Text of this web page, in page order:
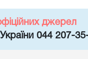
джерел
044 207-